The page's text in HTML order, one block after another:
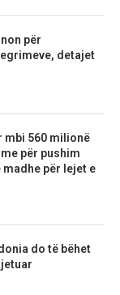
për
detajet
mbi 560 milionë
për pushim
për lejet e
do të bëhet